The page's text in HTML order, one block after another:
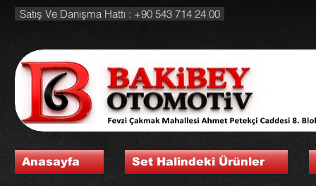
Satış Ve Danışma Hattı : +90 543 714 24 00
Anasayfa Set Halindeki Ürünler